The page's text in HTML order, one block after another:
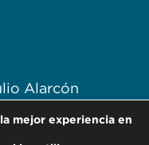
Alarcón
mejor experiencia en